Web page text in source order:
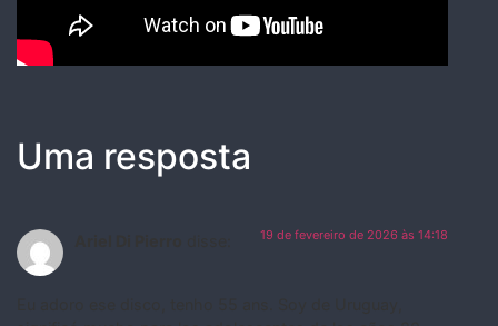
Uma resposta
19 de fevereiro de 2026 às 14:18